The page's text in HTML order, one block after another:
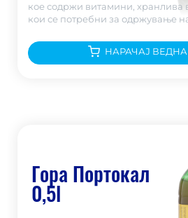
кое содржи витамини, хранлива
кои се потребни за одржување
НАРАЧАЈ
Гора Портокал
0,5l